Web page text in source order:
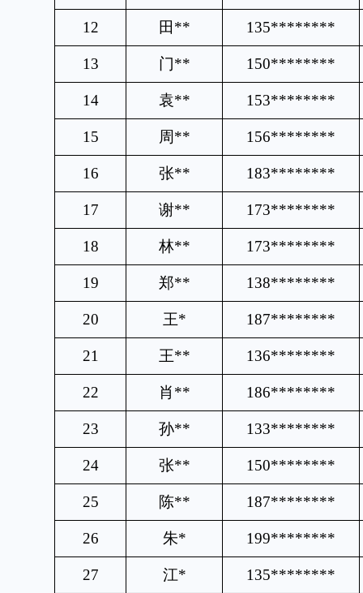
12 田 ** 135********
13 门** 150********
14 袁** 153********
15 周** 156********
16 张** 183********
17 谢** 173********
18 林** 173********
19 郑** 138********
20 王* 187********
21 王** 136********
22 肖** 186********
23 孙** 133********
24 张** 150********
25 陈** 187********
26 朱* 199********
27 江* 135********